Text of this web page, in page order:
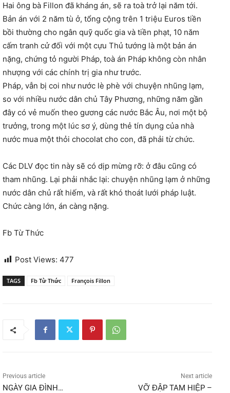
Hai ông bà Fillon đã kháng án, sẽ ra toà trở lại năm tới.
Bản án với 2 năm tù ở, tổng cộng trên 1 triệu Euros tiền
bồi thường cho ngân quỹ quốc gia và tiền phạt, 10 năm
cấm tranh cử đối với một cựu Thủ tướng là một bản án
nặng, chứng tỏ người Pháp, toà án Pháp không còn nhân
nhượng với các chính trị gia như trước.
Pháp, vẫn bị coi như nước lè phè với chuyện nhũng lạm,
so với nhiều nước dân chủ Tây Phương, những năm gần
đây có vẻ muốn theo gương các nước Bắc Âu, nơi một bộ
trưởng, trong một lúc sơ ý, dùng thẻ tín dụng của nhà
nước mua một thỏi chocolat cho con, đã phải từ chức.
Các DLV đọc tin này sẽ có dịp mừng rỡ: ở đâu cũng có
tham nhũng. Lại phải nhắc lại: chuyện nhũng lạm ở những
nước dân chủ rất hiếm, và rất khó thoát lưới pháp luật.
Chức càng lớn, án càng nặng.
Fb Từ Thức
Post Views: 477
TAGS Fb Từ Thức François Fillon
Previous article
NGÀY GIA ĐÌNH…
Next article
VỠ ĐẬP TAM HIỆP –